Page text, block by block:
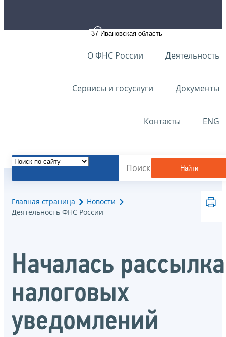
О ФНС России Деятельность
Сервисы и госуслуги Документы
Контакты ENG
Найти
Главная страница
Новости
Деятельность ФНС России
Началась рассылка
налоговых
уведомлений